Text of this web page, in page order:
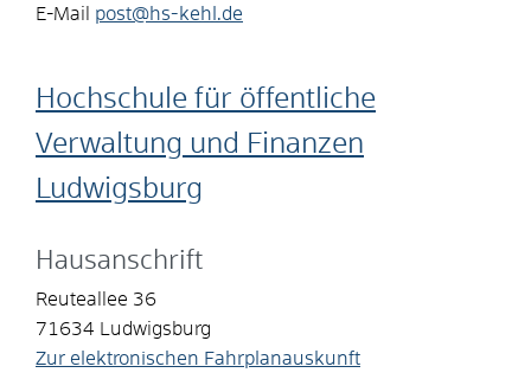
E-Mail post@hs-kehl.de
Hochschule für öffentliche
Verwaltung und Finanzen
Ludwigsburg
Hausanschrift
Reuteallee 36
71634
Ludwigsburg
Zur elektronischen Fahrplanauskunft